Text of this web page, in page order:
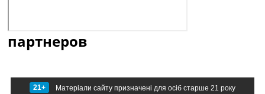
партнеров
21+ Матеріали сайту призначені для осіб старше 21 року